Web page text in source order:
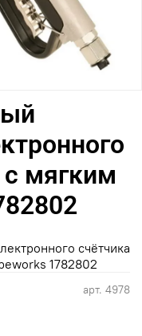
арт. 4978
с мягким
счётчика
1782802